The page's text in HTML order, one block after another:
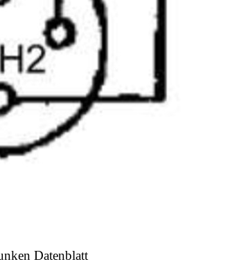
Datenblatt